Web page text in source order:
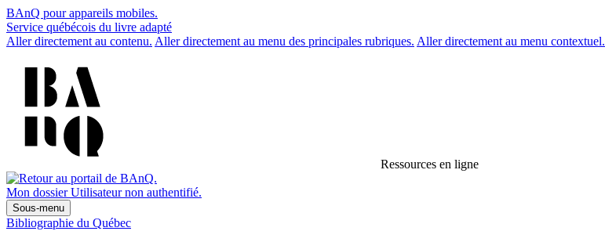
BAnQ pour appareils mobiles.
Service québécois du livre adapté
Aller directement au contenu. Aller directement au menu des principales rubriques. Aller directement au menu contextuel.
Ressources en ligne
Mon dossier Utilisateur non authentifié.
Sous-menu
Bibliographie du Québec